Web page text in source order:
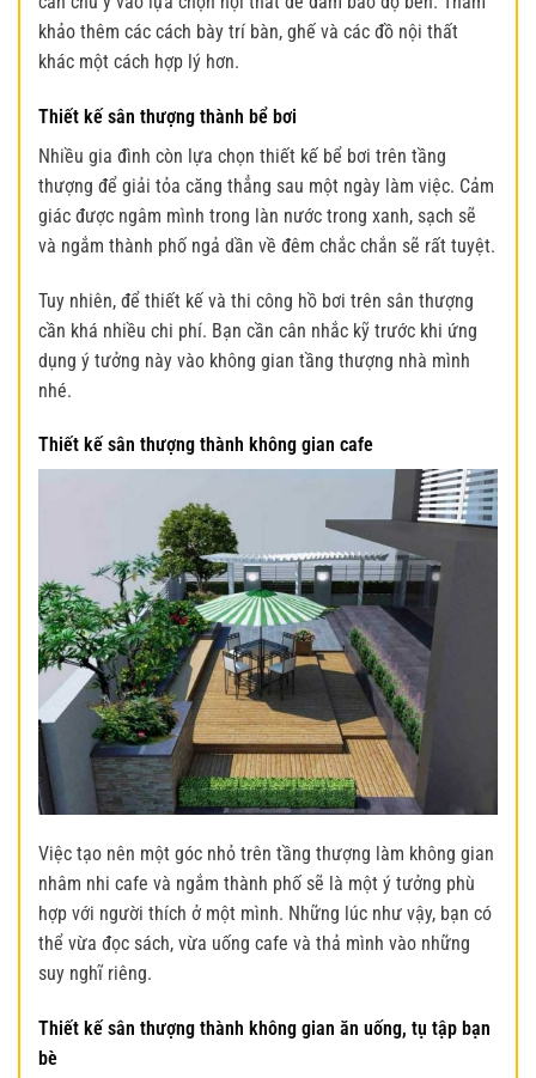
khảo thêm các cách bày trí bàn, ghế và các đồ nội thất
khác một cách hợp lý hơn.
Thiết kế sân thượng thành bể bơi
Nhiều gia đình còn lựa chọn thiết kế bể bơi trên tầng
thượng để giải tỏa căng thẳng sau một ngày làm việc. Cảm
giác được ngâm mình trong làn nước trong xanh, sạch sẽ
và ngắm thành phố ngả dần về đêm chắc chắn sẽ rất tuyệt.
Tuy nhiên, để thiết kế và thi công hồ bơi trên sân thượng
cần khá nhiều chi phí. Bạn cần cân nhắc kỹ trước khi ứng
dụng ý tưởng này vào không gian tầng thượng nhà mình
nhé.
Thiết kế sân thượng thành không gian cafe
Việc tạo nên một góc nhỏ trên tầng thượng làm không gian
nhâm nhi cafe và ngắm thành phố sẽ là một ý tưởng phù
hợp với người thích ở một mình. Những lúc như vậy, bạn có
thể vừa đọc sách, vừa uống cafe và thả mình vào những
suy nghĩ riêng.
Thiết kế sân thượng thành không gian ăn uống, tụ tập bạn
bè